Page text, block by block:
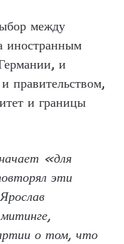
между
иностранным
и
правительством,
и границы
«для
эти
о том, что